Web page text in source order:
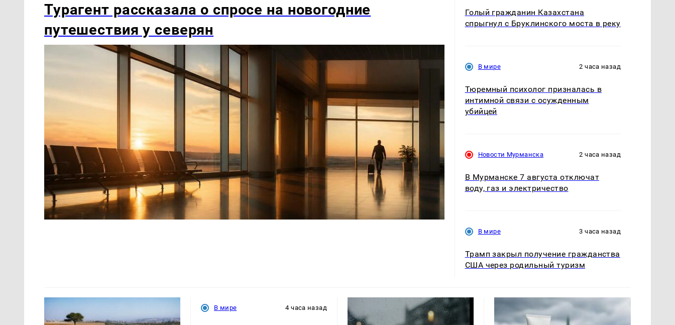
Турагент рассказала о спросе на новогодние
путешествия у северян
Голый гражданин Казахстана
спрыгнул с Бруклинского моста в реку
В мире 2 часа назад
Тюремный психолог призналась в
интимной связи с осужденным
убийцей
Новости Мурманска 2 часа назад
В Мурманске 7 августа отключат
воду, газ и электричество
В мире 3 часа назад
Трамп закрыл получение гражданства
США через родильный туризм
В мире 4 часа назад